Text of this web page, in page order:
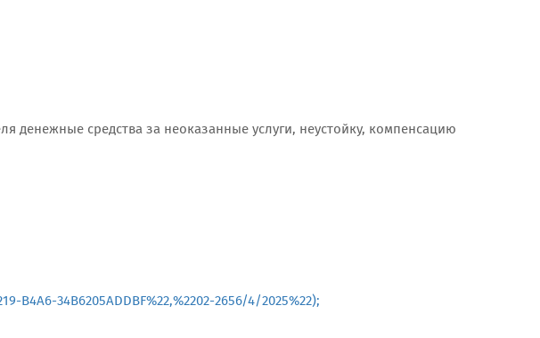
денежные средства за неоказанные услуги, неустойку, компенсацию
B4A6-34B6205ADDBF%22,%2202-2656/4/2025%22);